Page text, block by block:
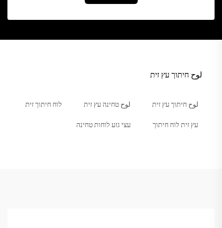
لوح חיתוך עץ זית
لوح חיתוך עץ זית لوح טחינה עץ זית לוח חיתוך זית
עץ זית לוח חיתוך עצי גזע לוחות טחינה